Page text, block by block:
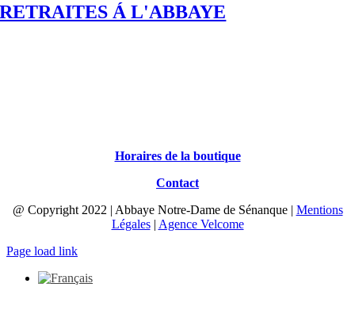
RETRAITES Á L'ABBAYE
Horaires de la boutique
Contact
@ Copyright 2022 | Abbaye Notre-Dame de Sénanque | Mentions
Légales| Agence Velcome
Page load link